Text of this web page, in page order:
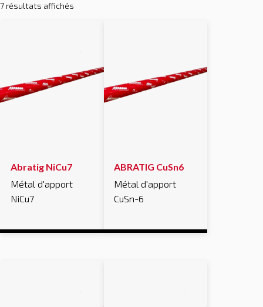
7 résultats affichés
Abratig NiCu7
Métal d'apport
NiCu7
ABRATIG CuSn6
Métal d'apport
CuSn-6